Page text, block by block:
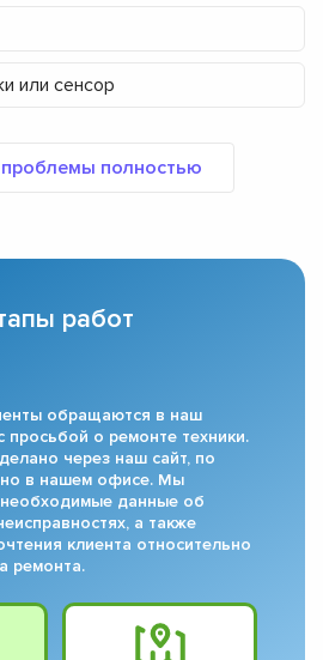
или сенсор
работ
обращаются в наш
просьбой о ремонте техники.
через наш сайт, по
в нашем офисе. Мы
необходимые данные об
а также
клиента относительно
ремонта.